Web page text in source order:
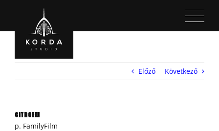
Előző Következő
CITROËN
p. FamilyFilm